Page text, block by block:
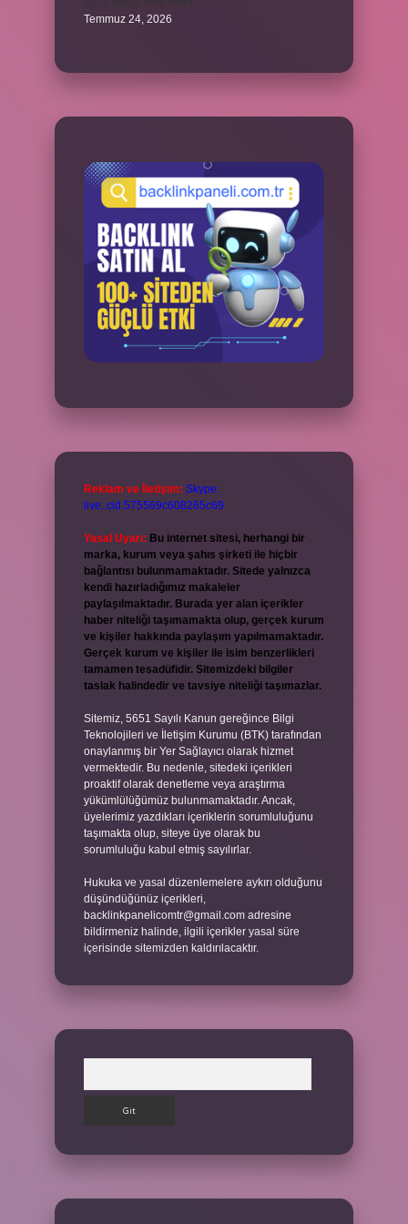
Temmuz 24, 2026
Reklam ve İletişim: Skype:
live:.cid.575569c608265c69
Yasal Uyarı: Bu internet sitesi, herhangi bir
marka, kurum veya şahıs şirketi ile hiçbir
bağlantısı bulunmamaktadır. Sitede yalnızca
kendi hazırladığımız makaleler
paylaşılmaktadır. Burada yer alan içerikler
haber niteliği taşımamakta olup, gerçek kurum
ve kişiler hakkında paylaşım yapılmamaktadır.
Gerçek kurum ve kişiler ile isim benzerlikleri
tamamen tesadüfidir. Sitemizdeki bilgiler
taslak halindedir ve tavsiye niteliği taşımazlar.
Sitemiz, 5651 Sayılı Kanun gereğince Bilgi
Teknolojileri ve İletişim Kurumu (BTK) tarafından
onaylanmış bir Yer Sağlayıcı olarak hizmet
vermektedir. Bu nedenle, sitedeki içerikleri
proaktif olarak denetleme veya araştırma
yükümlülüğümüz bulunmamaktadır. Ancak,
üyelerimiz yazdıkları içeriklerin sorumluluğunu
taşımakta olup, siteye üye olarak bu
sorumluluğu kabul etmiş sayılırlar.
Hukuka ve yasal düzenlemelere aykırı olduğunu
düşündüğünüz içerikleri,
backlinkpanelicomtr@gmail.com adresine
bildirmeniz halinde, ilgili içerikler yasal süre
içerisinde sitemizden kaldırılacaktır.